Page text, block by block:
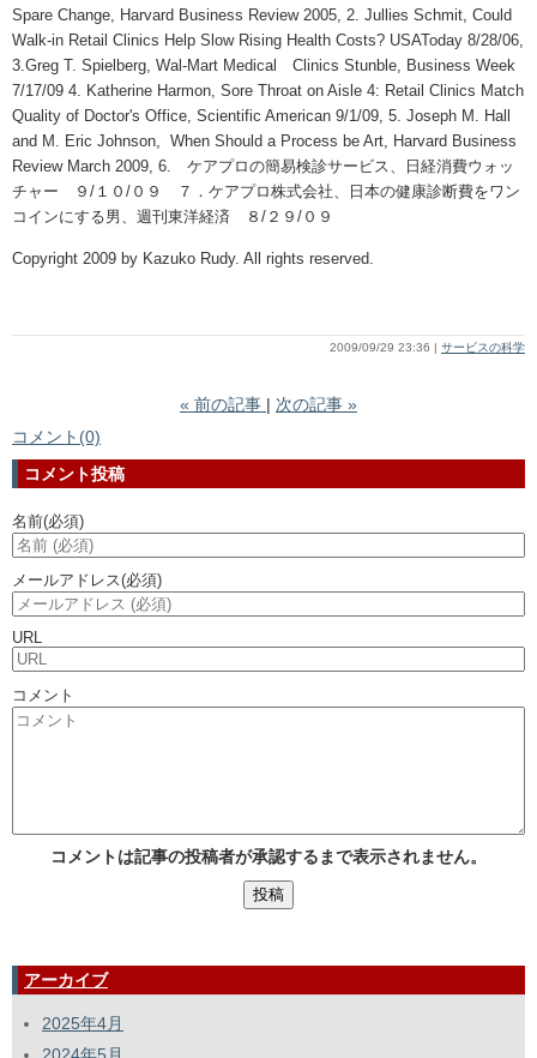
Spare Change, Harvard Business Review 2005, 2. Jullies Schmit, Could
Walk-in Retail Clinics Help Slow Rising Health Costs? USAToday 8/28/06,
3.Greg T. Spielberg, Wal-Mart Medical Clinics Stunble, Business Week
7/17/09 4. Katherine Harmon, Sore Throat on Aisle 4: Retail Clinics Match
Quality of Doctor's Office, Scientific American 9/1/09, 5. Joseph M. Hall
and M. Eric Johnson, When Should a Process be Art, Harvard Business
Review March 2009, 6. ケアプロの簡易検診サービス、日経消費ウォッ
チャー ９/１０/０９ ７．ケアプロ株式会社、日本の健康診断費をワン
コインにする男、週刊東洋経済 ８/２９/０９
Copyright 2009 by Kazuko Rudy. All rights reserved.
2009/09/29 23:36 サービスの科学
« 前の記事 次の記事 »
コメント(0)
コメント投稿
名前(必須)
メールアドレス(必須)
URL
コメント
コメントは記事の投稿者が承認するまで表示されません。
アーカイブ
2025年4月
2024年5月